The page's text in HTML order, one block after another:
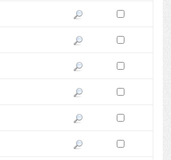
Pokaż podgląd wersji z dnia
Zaznacz wersję do
Pokaż podgląd wersji z dnia
Zaznacz wersję do
Pokaż podgląd wersji z dnia
Zaznacz wersję do
Pokaż podgląd wersji z dnia
Zaznacz wersję do
Pokaż podgląd wersji z dnia
Zaznacz wersję do
Pokaż podgląd wersji z dnia
Zaznacz wersję do